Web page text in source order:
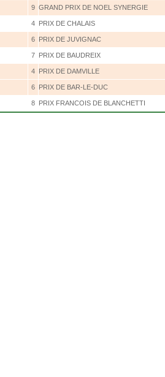
9 GRAND PRIX DE NOEL SYNERGIE
4 PRIX DE CHALAIS
6 PRIX DE JUVIGNAC
7 PRIX DE BAUDREIX
4 PRIX DE DAMVILLE
6 PRIX DE BAR-LE-DUC
8 PRIX FRANCOIS DE BLANCHETTI